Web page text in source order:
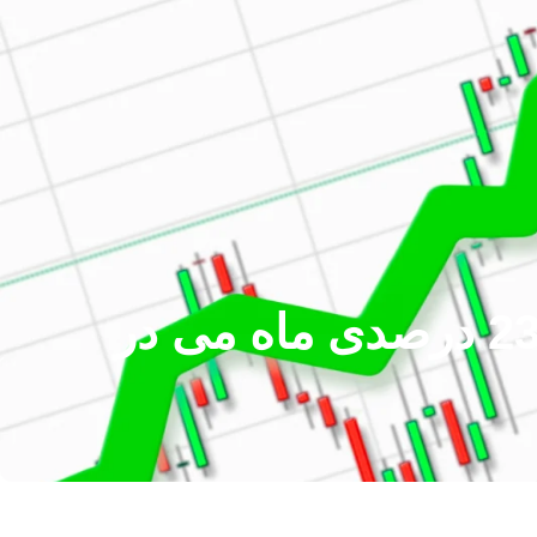
نقشه راه قیمت XRP 2 دلاری: تحلیل میانگین تاریخی 23 درصدی ماه می در